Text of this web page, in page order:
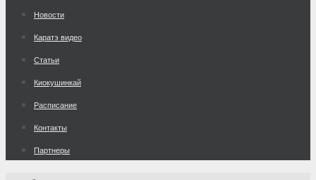
содержимому
Новости
Каратэ видео
Статьи
Киокушинкай
Расписание
Контакты
Партнеры